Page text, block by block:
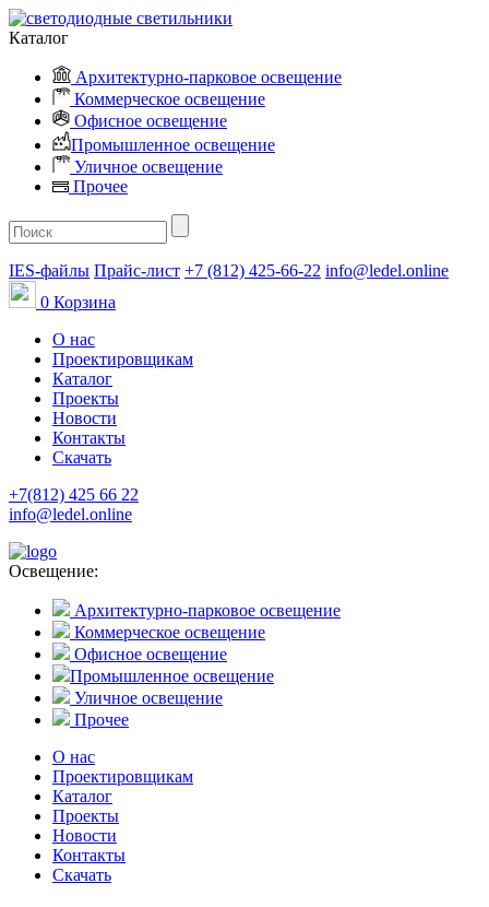
Каталог
Архитектурно-парковое освещение
Коммерческое освещение
Офисное освещение
Промышленное освещение
Уличное освещение
Прочее
IES-файлы Прайс-лист +7 (812) 425-66-22 info@ledel.online
0 Корзина
О нас
Проектировщикам
Каталог
Проекты
Новости
Контакты
Скачать
+7(812) 425 66 22
info@ledel.online
Освещение:
Архитектурно-парковое освещение
Коммерческое освещение
Офисное освещение
Промышленное освещение
Уличное освещение
Прочее
О нас
Проектировщикам
Каталог
Проекты
Новости
Контакты
Скачать